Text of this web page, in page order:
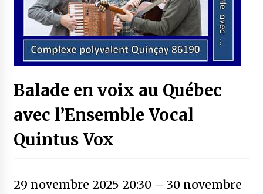
Balade en voix au Québec
avec l’Ensemble Vocal
Quintus Vox
29 novembre 2025 20:30– 30 novembre